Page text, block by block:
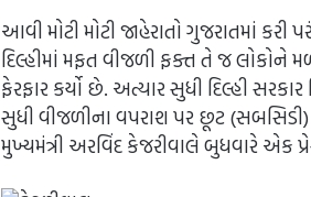
આવી મોટી મોટી જાહેરાતો ગુજરાતમાં કરી
દિલ્હીમાં મફત વીજળી ફક્ત તે જ લોકોને
ફેરફાર કર્યો છે. અત્યાર સુધી દિલ્હી
સુધી વીજળીના વપરાશ પર છૂટ
મુખ્યમંત્રી અરવિંદ કેજરીવાલે બુધવારે એક